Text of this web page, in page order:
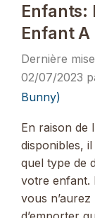
Enfants:
Enfant A
02/07/2023
Bunny)
En raison de
disponibles,
quel type de
votre enfant.
vous